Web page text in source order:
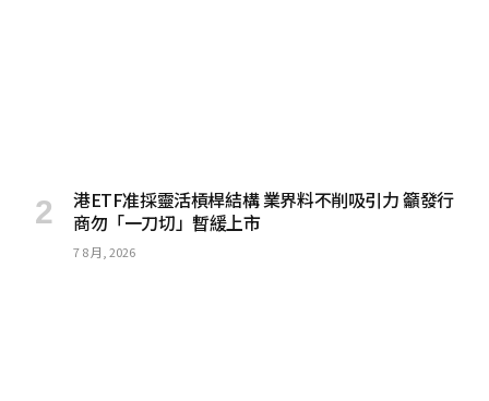
港ETF准採靈活槓桿結構 業界料不削吸引力 籲發行
商勿「一刀切」暫緩上市
7 8 月, 2026